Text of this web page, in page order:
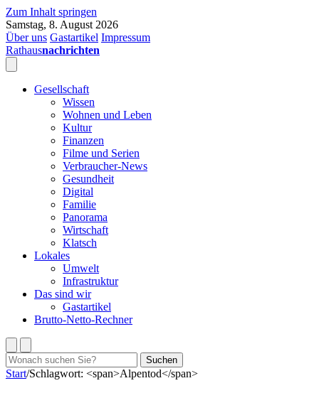
Zum Inhalt springen
Samstag, 8. August 2026
Über uns Gastartikel Impressum
Rathausnachrichten
Gesellschaft
Wissen
Wohnen und Leben
Kultur
Finanzen
Filme und Serien
Verbraucher-News
Gesundheit
Digital
Familie
Panorama
Wirtschaft
Klatsch
Lokales
Umwelt
Infrastruktur
Das sind wir
Gastartikel
Brutto-Netto-Rechner
Suchen
nach:
Suchen
Start/Schlagwort: <span>Alpentod</span>